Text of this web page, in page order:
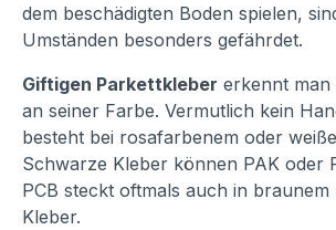
dem beschädigten Boden spielen,
Umständen besonders gefährdet.
Giftigen Parkettkleber erkennt man
an seiner Farbe. Vermutlich kein
besteht bei rosafarbenem oder
Schwarze Kleber können PAK oder
PCB steckt oftmals auch in braunem
Kleber.